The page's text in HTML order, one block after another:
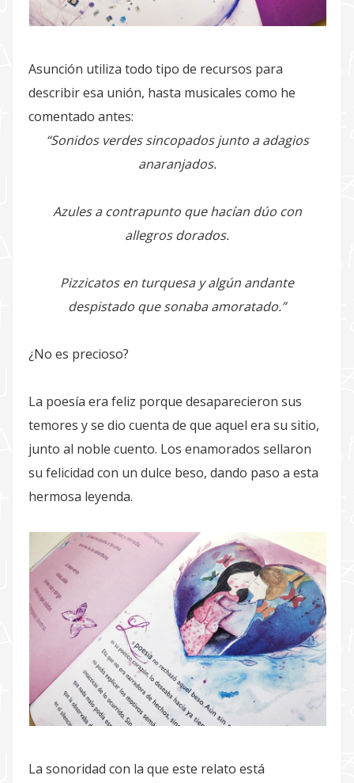
Asunción utiliza todo tipo de recursos para
describir esa unión, hasta musicales como he
comentado antes:
“Sonidos verdes sincopados junto a adagios
anaranjados.
Azules a contrapunto que hacían dúo con
allegros dorados.
Pizzicatos en turquesa y algún andante
despistado que sonaba amoratado.”
¿No es precioso?
La poesía era feliz porque desaparecieron sus
temores y se dio cuenta de que aquel era su sitio,
junto al noble cuento. Los enamorados sellaron
su felicidad con un dulce beso, dando paso a esta
hermosa leyenda.
La sonoridad con la que este relato está